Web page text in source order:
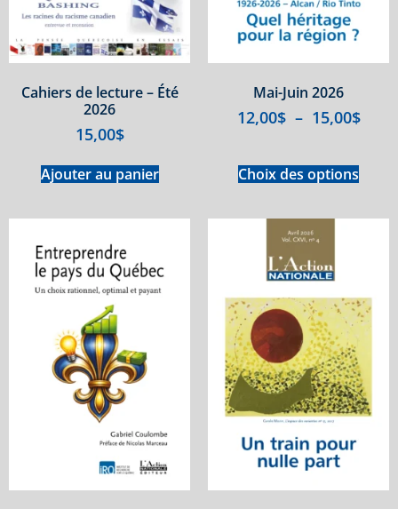
Cahiers de lecture – Été
2026
15,00$
Ajouter au panier
Mai-Juin 2026
12,00$ – 15,00$
Choix des options